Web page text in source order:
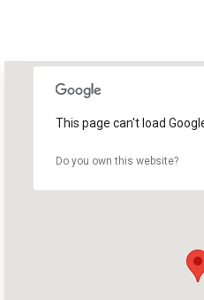
This page can't load
Do you own this website?